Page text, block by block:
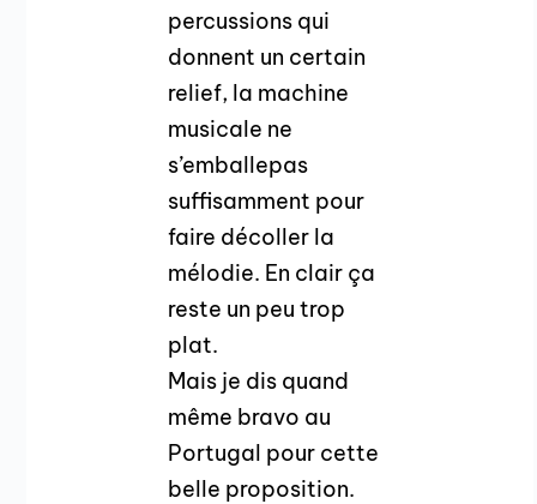
percussions qui
donnent un certain
relief, la machine
musicale ne
s’emballepas
suffisamment pour
faire décoller la
mélodie. En clair ça
reste un peu trop
plat.
Mais je dis quand
même bravo au
Portugal pour cette
belle proposition.